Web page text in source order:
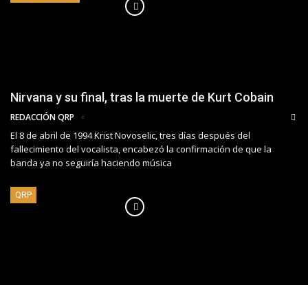
Nirvana y su final, tras la muerte de Kurt Cobain
REDACCIÓN QRP
El 8 de abril de 1994 Krist Novoselic, tres días después del
fallecimiento del vocalista, encabezó la confirmación de que la
banda ya no seguiría haciendo música
QRP